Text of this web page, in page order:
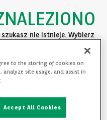
nie istnieje. Wybierz
GŁÓWNEJ
Z OFERTĄ
to the storing of cookies on
site usage, and assist in
Accept All Cookies